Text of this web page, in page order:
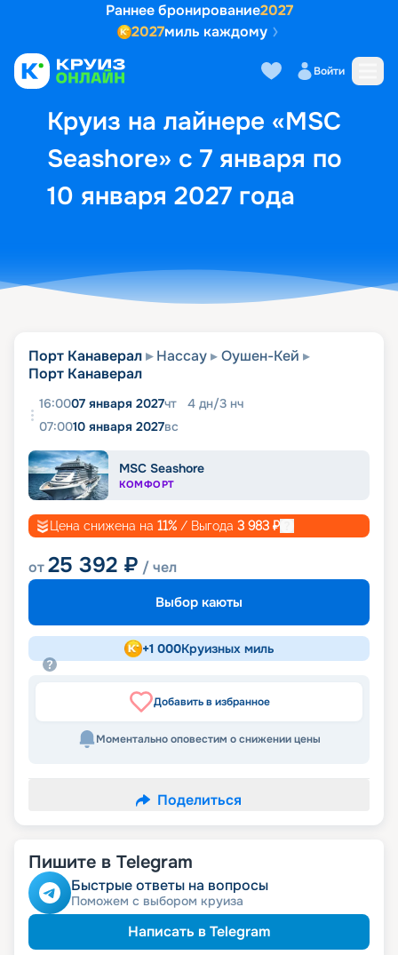
Раннее бронирование2027
2027миль каждому
Войти
Круиз на лайнере «MSC
Seashore» с 7 января по
10 января 2027 года
Выбор кают Маршрут и
Порт Канаверал Нассау
Оушен-Кей
Порт Канаверал
16:0007 января 2027чт 4 дн/3 нч
07:0010 января 2027вс
MSC Seashore
КОМФОРТ
Цена снижена на 11% / Выгода 3 983 ₽
от25 392 ₽ / чел
Выбор каюты
+1 000Круизных миль
Добавить в избранное
Моментально оповестим о снижении цены
Поделиться
Пишите в Telegram
Быстрые ответы на вопросы
Поможем с выбором круиза
Написать в Telegram